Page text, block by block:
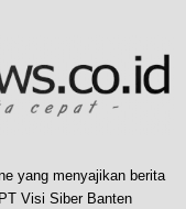
yang menyajikan berita
Visi Siber Banten